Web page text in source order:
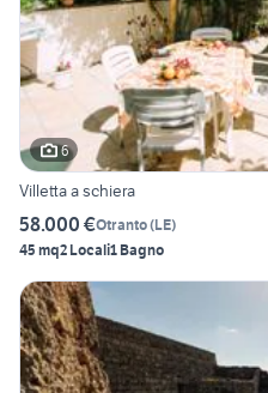
6
Villetta a schiera
58.000 €Otranto(LE)
45 mq2 Locali1 Bagno